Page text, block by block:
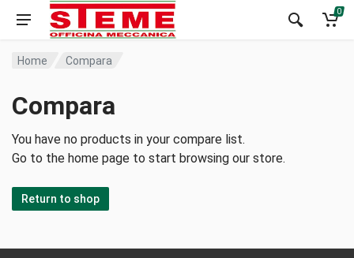
0
Home Compara
Compara
You have no products in your compare list.
Go to the home page to start browsing our store.
Return to shop